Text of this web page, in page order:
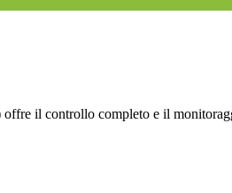
il controllo completo e il